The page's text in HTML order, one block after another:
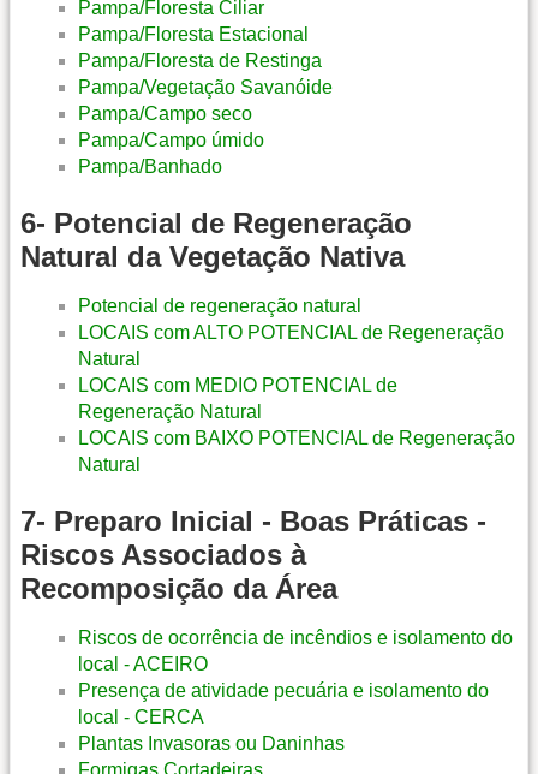
Pampa/Floresta Ciliar
Pampa/Floresta Estacional
Pampa/Floresta de Restinga
Pampa/Vegetação Savanóide
Pampa/Campo seco
Pampa/Campo úmido
Pampa/Banhado
6- Potencial de Regeneração
Natural da Vegetação Nativa
Potencial de regeneração natural
LOCAIS com ALTO POTENCIAL de Regeneração
Natural
LOCAIS com MEDIO POTENCIAL de
Regeneração Natural
LOCAIS com BAIXO POTENCIAL de Regeneração
Natural
7- Preparo Inicial - Boas Práticas -
Riscos Associados à
Recomposição da Área
Riscos de ocorrência de incêndios e isolamento do
local - ACEIRO
Presença de atividade pecuária e isolamento do
local - CERCA
Plantas Invasoras ou Daninhas